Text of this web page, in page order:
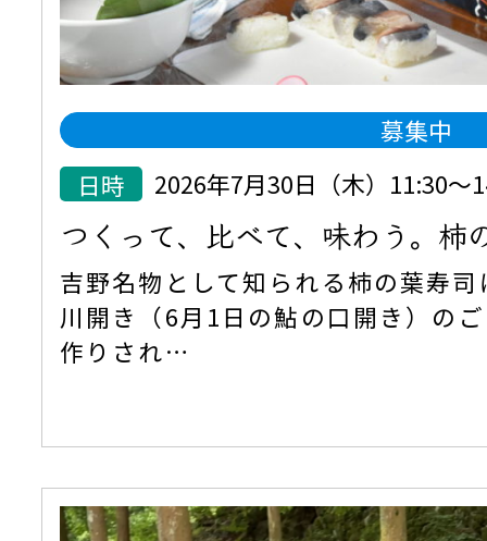
募集中
日時
2026年7月30日（木）11:30
つくって、比べて、味わう。柿
吉野名物として知られる柿の葉寿
川開き（6月1日の鮎の口開き）の
作りされ…